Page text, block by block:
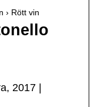
› Rött vin
2017 |